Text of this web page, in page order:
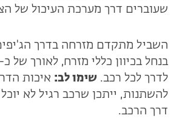
שעוברים דרך מערכת העיכול של
השביל מתקדם מזרחה בדרך
לדרך לכל רכב.שימו לב: איכות
להשתנות, ייתכן שרכב רגיל לא
דרך הרכב.